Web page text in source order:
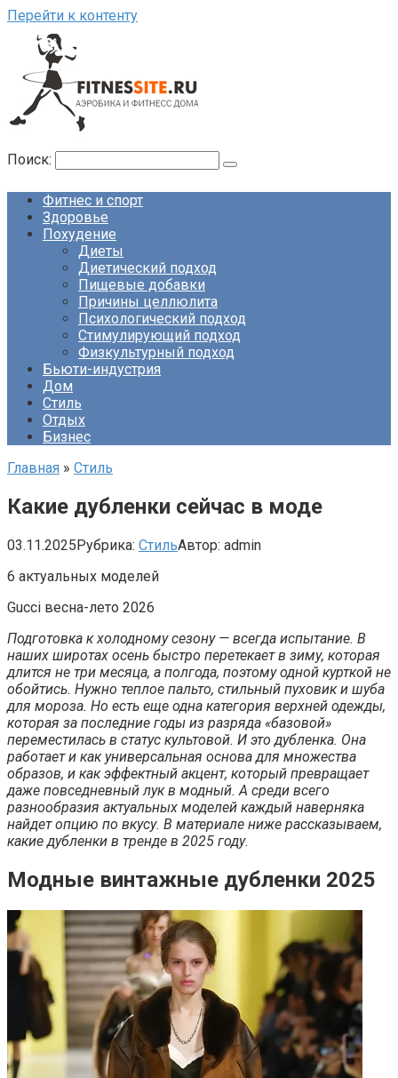
Перейти к контенту
Поиск:
Фитнес и спорт
Здоровье
Похудение
Диеты
Диетический подход
Пищевые добавки
Причины целлюлита
Психологический подход
Стимулирующий подход
Физкультурный подход
Бьюти-индустрия
Дом
Стиль
Отдых
Бизнес
Главная » Стиль
Какие дубленки сейчас в моде
03.11.2025Рубрика: СтильАвтор: admin
6 актуальных моделей
Gucci весна-лето 2026
Подготовка к холодному сезону — всегда испытание. В
наших широтах осень быстро перетекает в зиму, которая
длится не три месяца, а полгода, поэтому одной курткой не
обойтись. Нужно теплое пальто, стильный пуховик и шуба
для мороза. Но есть еще одна категория верхней одежды,
которая за последние годы из разряда «базовой»
переместилась в статус культовой. И это дубленка. Она
работает и как универсальная основа для множества
образов, и как эффектный акцент, который превращает
даже повседневный лук в модный. А среди всего
разнообразия актуальных моделей каждый наверняка
найдет опцию по вкусу. В материале ниже рассказываем,
какие дубленки в тренде в 2025 году.
Модные винтажные дубленки 2025